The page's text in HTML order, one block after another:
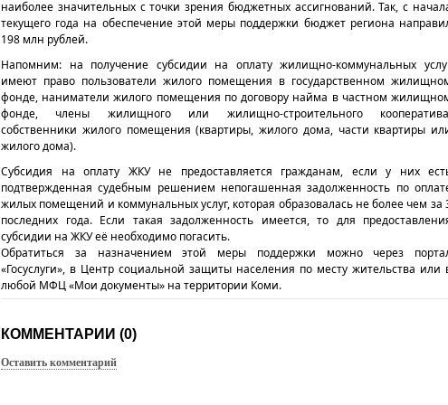
наиболее значительных с точки зрения бюджетных ассигнований. Так, с
текущего года на обеспечение этой меры поддержки бюджет региона
198 млн рублей.
Напомним: на получение субсидии на оплату жилищно-коммунальных
имеют право пользователи жилого помещения в государственном
фонде, наниматели жилого помещения по договору найма в частном
фонде, члены жилищного или жилищно-строительного
собственники жилого помещения (квартиры, жилого дома, части квартиры
жилого дома).
Субсидия на оплату ЖКУ не предоставляется гражданам, если у них
подтвержденная судебным решением непогашенная задолженность по
жилых помещений и коммунальных услуг, которая образовалась не более чем за
последних года. Если такая задолженность имеется, то для
субсидии на ЖКУ её необходимо погасить.
Обратиться за назначением этой меры поддержки можно через
«Госуслуги», в Центр социальной защиты населения по месту жительства или
любой МФЦ «Мои документы» на территории Коми.
КОММЕНТАРИИ (0)
Оставить комментарий